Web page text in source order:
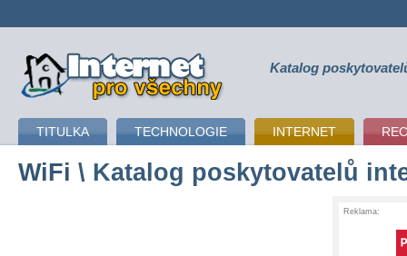
připojení k internetu Katalog
TITULKA TECHNOLOGIE INTERNET
WiFi \ Katalog poskytovatelů
Reklama: